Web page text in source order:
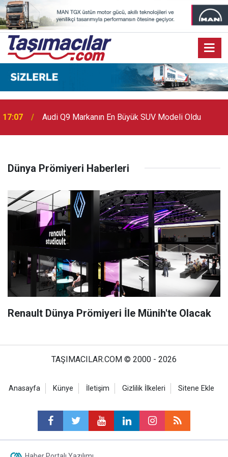
17:07 Audi Q9 Markanın En Büyük SUV Modeli Oldu
Dünya Prömiyeri Haberleri
Renault Dünya Prömiyeri İle Münih'te Olacak
TAŞIMACILAR.COM © 2000 - 2026
Anasayfa Künye İletişim Gizlilik İlkeleri Sitene Ekle